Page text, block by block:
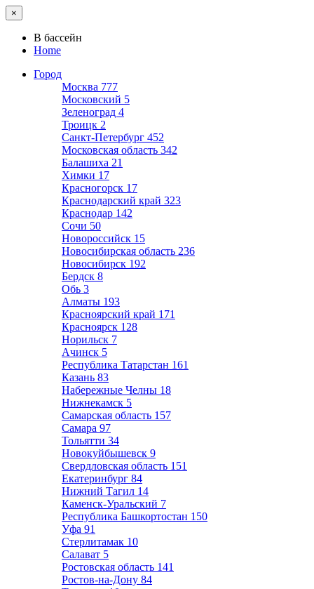
×
В бассейн
Home
Город
Москва 777
Московский 5
Зеленоград 4
Троицк 2
Санкт-Петербург 452
Московская область 342
Балашиха 21
Химки 17
Красногорск 17
Краснодарский край 323
Краснодар 142
Сочи 50
Новороссийск 15
Новосибирская область 236
Новосибирск 192
Бердск 8
Обь 3
Алматы 193
Красноярский край 171
Красноярск 128
Норильск 7
Ачинск 5
Республика Татарстан 161
Казань 83
Набережные Челны 18
Нижнекамск 5
Самарская область 157
Самара 97
Тольятти 34
Новокуйбышевск 9
Свердловская область 151
Екатеринбург 84
Нижний Тагил 14
Каменск-Уральский 7
Республика Башкортостан 150
Уфа 91
Стерлитамак 10
Салават 5
Ростовская область 141
Ростов-на-Дону 84